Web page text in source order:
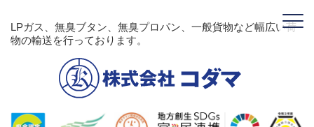
LPガス、無臭ブタン、無臭プロパン、一般貨物など幅広い荷
物の輸送を行っております。